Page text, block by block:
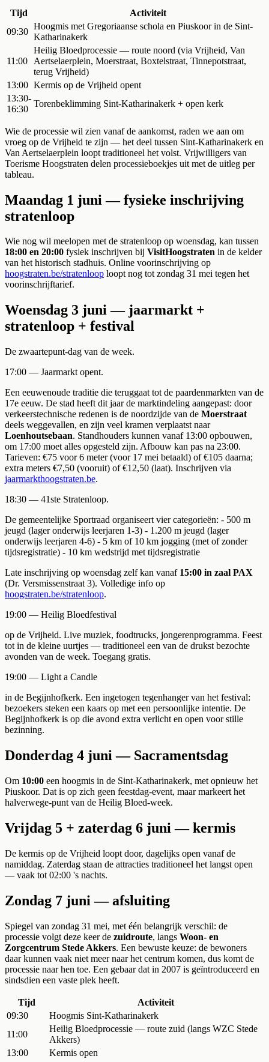
Tijd
Activiteit
09:30
Hoogmis met Gregoriaanse schola en Piuskoor in de Sint-
Katharinakerk
11:00
Heilig Bloedprocessie — route noord (via Vrijheid, Van
Aertselaerplein, Moerstraat, Boxtelstraat, Tinnepotstraat,
terug Vrijheid)
13:00 Kermis op de Vrijheid opent
13:30-
16:30
Torenbeklimming Sint-Katharinakerk + open kerk
Wie de processie wil zien vanaf de aankomst, raden we aan om
vroeg op de Vrijheid te zijn — het deel tussen Sint-Katharinakerk en
Van Aertselaerplein loopt traditioneel het volst. Vrijwilligers van
Toerisme Hoogstraten delen processieboekjes uit met de uitleg per
tableau.
Maandag 1 juni — fysieke inschrijving
stratenloop
Wie nog wil meelopen met de stratenloop op woensdag, kan tussen
18:00 en 20:00 fysiek inschrijven bij VisitHoogstraten in de kelder
van het historisch stadhuis. Online voorinschrijving op
hoogstraten.be/stratenloop loopt nog tot zondag 31 mei tegen het
voorinschrijftarief.
Woensdag 3 juni — jaarmarkt +
stratenloop + festival
De zwaartepunt-dag van de week.
17:00 — Jaarmarkt opent.
Een eeuwenoude traditie die teruggaat tot de paardenmarkten van de
17e eeuw. De stad heeft dit jaar de marktindeling aangepast: door
verkeerstechnische redenen is de noordzijde van de Moerstraat
deels weggevallen, en zijn veel kramen verplaatst naar
Loenhoutsebaan. Standhouders kunnen vanaf 13:00 opbouwen,
om 17:00 moet alles opgesteld zijn. Afbouw kan pas na 23:00.
Tarieven: €75 voor 6 meter (voor 17 mei betaald) of €105 daarna;
extra meters €7,50 (vooruit) of €12,50 (laat). Inschrijven via
jaarmarkthoogstraten.be.
18:30 — 41ste Stratenloop.
De gemeentelijke Sportraad organiseert vier categorieën: - 500 m
jeugd (lager onderwijs leerjaren 1-3) - 1.200 m jeugd (lager
onderwijs leerjaren 4-6) - 5 km of 10 km jogging (met of zonder
tijdsregistratie) - 10 km wedstrijd met tijdsregistratie
Late inschrijving op woensdag zelf kan vanaf 15:00 in zaal PAX
(Dr. Versmissenstraat 3). Volledige info op
hoogstraten.be/stratenloop.
19:00 — Heilig Bloedfestival
op de Vrijheid. Live muziek, foodtrucks, jongerenprogramma. Feest
tot in de kleine uurtjes — traditioneel een van de drukst bezochte
avonden van de week. Toegang gratis.
19:00 — Light a Candle
in de Begijnhofkerk. Een ingetogen tegenhanger van het festival:
bezoekers steken een kaars op met een persoonlijke intentie. De
Begijnhofkerk is op die avond extra verlicht en open voor stille
bezinning.
Donderdag 4 juni — Sacramentsdag
Om 10:00 een hoogmis in de Sint-Katharinakerk, met opnieuw het
Piuskoor. Dat is op zich geen feestdag-event, maar markeert het
halverwege-punt van de Heilig Bloed-week.
Vrijdag 5 + zaterdag 6 juni — kermis
De kermis op de Vrijheid loopt door, dagelijks open vanaf de
namiddag. Zaterdag staan de attracties traditioneel het langst open
— vaak tot 02:00 's nachts.
Zondag 7 juni — afsluiting
Spiegel van zondag 31 mei, met één belangrijk verschil: de
processie volgt deze keer de zuidroute, langs Woon- en
Zorgcentrum Stede Akkers. Een bewuste keuze: de bewoners
daar kunnen vaak niet meer naar het centrum komen, dus komt de
processie naar hen toe. Een gebaar dat in 2007 is geïntroduceerd en
sindsdien een vaste plek heeft.
Tijd
Activiteit
09:30
Hoogmis Sint-Katharinakerk
11:00
Heilig Bloedprocessie — route zuid (langs WZC Stede
Akkers)
13:00
Kermis open